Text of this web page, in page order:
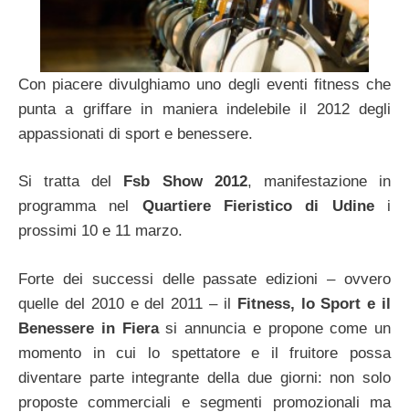
Con piacere divulghiamo uno degli eventi fitness che
punta a griffare in maniera indelebile il 2012 degli
appassionati di sport e benessere.
Si tratta del Fsb Show 2012, manifestazione in
programma nel Quartiere Fieristico di Udinei
prossimi 10 e 11 marzo.
Forte dei successi delle passate edizioni – ovvero
quelle del 2010 e del 2011 – il Fitness, lo Sport e il
Benessere in Fierasi annuncia e propone come un
momento in cui lo spettatore e il fruitore possa
diventare parte integrante della due giorni: non solo
proposte commerciali e segmenti promozionali ma